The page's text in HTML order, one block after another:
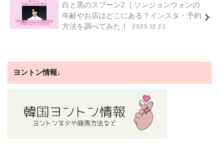
白と黒のスプーン2 ｜ソンジョンウォンの
年齢やお店はどこにある？インスタ・予約
方法を調べてみた！
2025.12.23
ヨントン情報↓